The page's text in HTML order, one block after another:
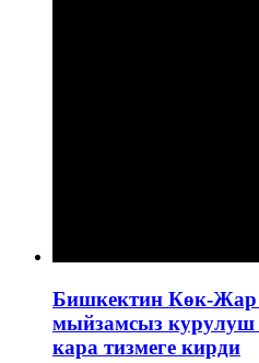
Бишкектин Көк-Жар
мыйзамсыз курулуш
кара тизмеге кирди